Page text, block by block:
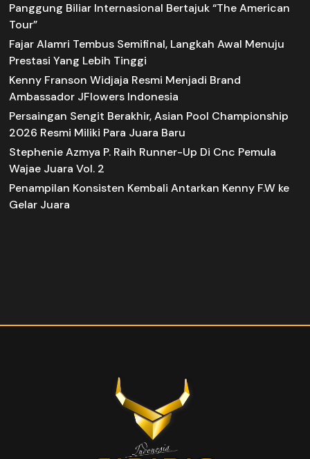
Panggung Biliar Internasional Bertajuk “The American
Tour”
Fajar Alamri Tembus Semifinal, Langkah Awal Menuju
Prestasi Yang Lebih Tinggi
Kenny Franson Widjaja Resmi Menjadi Brand
Ambassador JFlowers Indonesia
Persaingan Sengit Berakhir, Asian Pool Championship
2026 Resmi Miliki Para Juara Baru
Stephenie Azmya P. Raih Runner-Up Di Cnc Pemula
Wajae Juara Vol. 2
Penampilan Konsisten Kembali Antarkan Kenny F.W ke
Gelar Juara